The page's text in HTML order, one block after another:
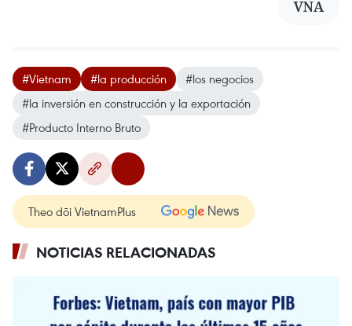
VNA
#Vietnam #la producción
#los negocios
#la inversión en construcción y la exportación
#Producto Interno Bruto
Theo dõi VietnamPlus
NOTICIAS RELACIONADAS